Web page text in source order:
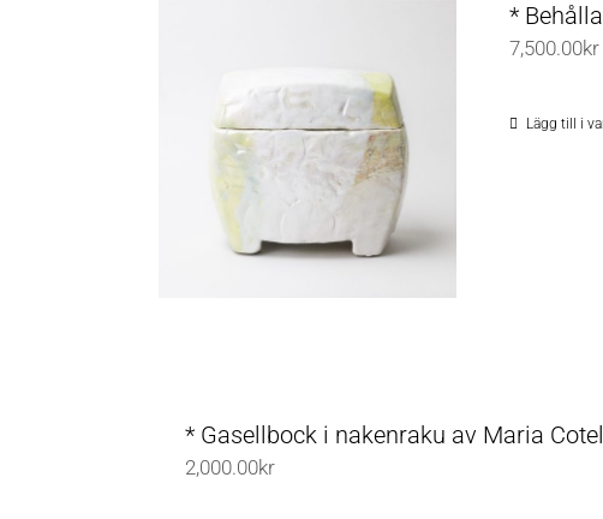
*
7,500.00kr
Lägg till i
* Gasellbock i nakenraku av Maria
2,000.00kr